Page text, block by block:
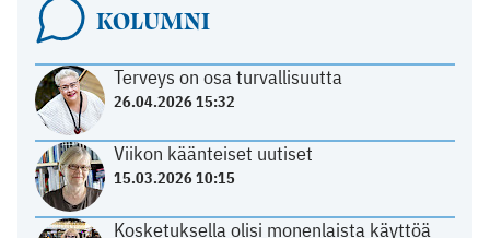
KOLUMNI
Terveys on osa turvallisuutta
26.04.2026 15:32
Viikon käänteiset uutiset
15.03.2026 10:15
Kosketuksella olisi monenlaista käyttöä